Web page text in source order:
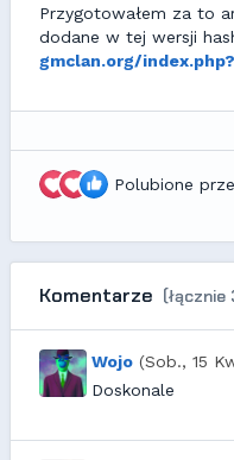
Przygotowałem za to
dodane w tej wersji
gmclan.org/
Polubione
Komentarze (łącznie
Wojo (Sob., 15
Doskonale